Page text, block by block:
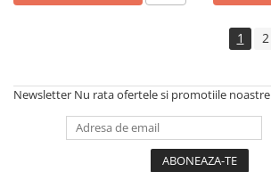
1 2
Newsletter Nu rata ofertele si promotiile noastre